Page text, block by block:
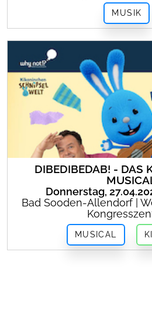
MUSIK
DIBEDIBEDAB! - DAS
Donnerstag,
Bad Sooden-Allendorf |
MUSICAL